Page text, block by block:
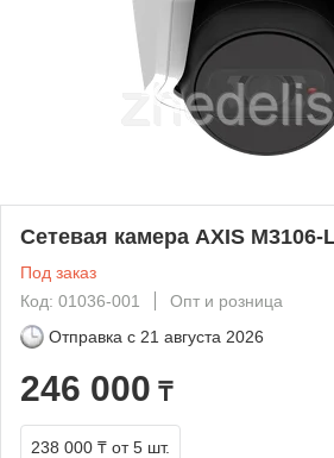
Сетевая камера AXIS M3106-
Под заказ
Код: 01036-001
Опт и розница
Отправка с 21 августа 2026
246 000 ₸
238 000 ₸ от 5 шт.